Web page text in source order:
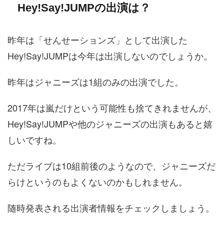
Hey!Say!JUMPの出演は？
昨年は「せんせーションズ」として出演した
Hey!Say!JUMPは今年は出演しないのでしょうか。
昨年はジャニーズは1組のみの出演でした。
2017年は嵐だけという可能性も捨てきれませんが、
Hey!Say!JUMPや他のジャニーズの出演もあると嬉
しいですね。
ただライブは10組前後のようなので、ジャニーズだ
らけというのもよくないのかもしれません。
随時発表される出演者情報をチェックしましょう。